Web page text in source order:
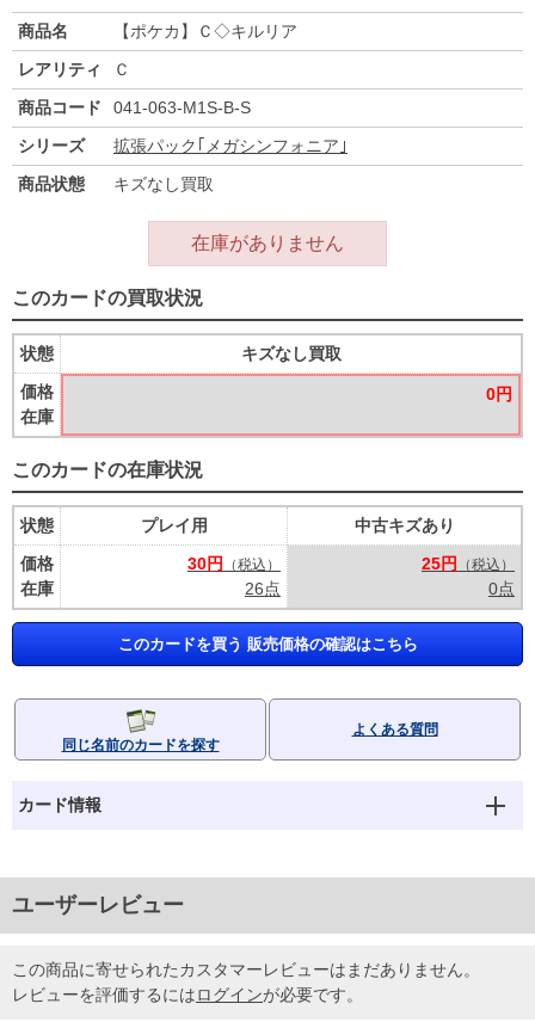
商品名
【ポケカ】Ｃ◇キルリア
レアリティ
Ｃ
商品コード
041-063-M1S-B-S
シリーズ
拡張パック｢メガシンフォニア｣
商品状態
キズなし買取
在庫がありません
このカードの買取状況
状態
価格
在庫
キズなし買取
0円
このカードの在庫状況
状態
価格
在庫
プレイ用
30円
（税込）
26点
中古キズあり
25円
（税込）
0点
このカードを買う 販売価格の確認はこちら
同じ名前のカードを探す
よくある質問
カード情報
ユーザーレビュー
この商品に寄せられたカスタマーレビューはまだありません。
レビューを評価するにはログインが必要です。